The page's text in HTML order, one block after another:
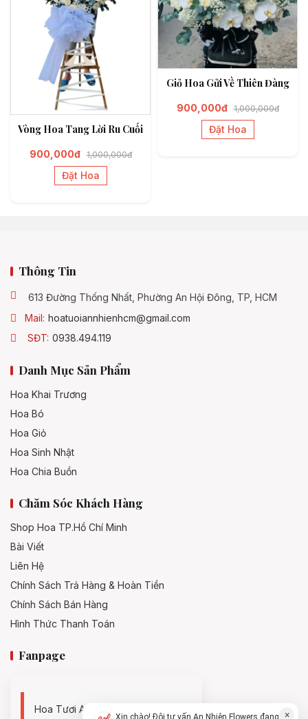
Vòng Hoa Tang Lời Ru Cuối
900,000đ 1,000,000đ
Đặt Hoa
Giỏ Hoa Gửi Về Thiên Đàng
900,000đ 1,000,000đ
Đặt Hoa
Thông Tin
613 Đường Thống Nhất, Phường An Hội Đông, TP, HCM
Mail: hoatuoiannhienhcm@gmail.com
SĐT: 0938.494.119
Danh Mục Sản Phẩm
Hoa Khai Trương
Hoa Bó
Hoa Giỏ
Hoa Sinh Nhật
Hoa Chia Buồn
Chăm Sóc Khách Hàng
Shop Hoa TP.Hồ Chí Minh
Bài Viết
Liên Hệ
Chính Sách Trả Hàng & Hoàn Tiền
Chính Sách Bán Hàng
Hình Thức Thanh Toán
Fanpage
Hoa Tươi An Nhiên - 0938494119 ×
Xin chào! Đội tư vấn An Nhiên Flowers đang